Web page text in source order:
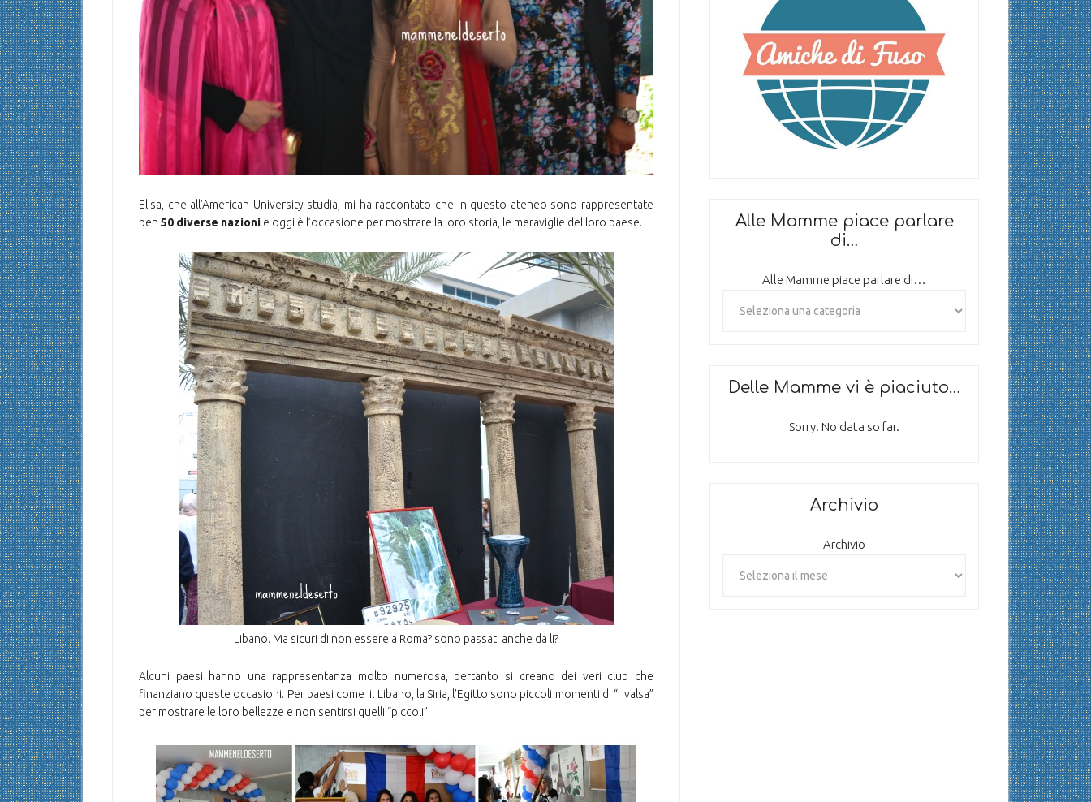
Elisa, che all’American University studia, mi ha raccontato che in questo ateneo sono rappresentate
ben 50 diverse nazioni e oggi è l’occasione per mostrare la loro storia, le meraviglie del loro paese.
Libano. Ma sicuri di non essere a Roma? sono passati anche da li?
Alcuni paesi hanno una rappresentanza molto numerosa, pertanto si creano dei veri club che
finanziano queste occasioni. Per paesi come il Libano, la Siria, l’Egitto sono piccoli momenti di “rivalsa”
per mostrare le loro bellezze e non sentirsi quelli “piccoli”.
Alle Mamme piace parlare
di…
Alle Mamme piace parlare di…
Delle Mamme vi è piaciuto…
Sorry. No data so far.
Archivio
Archivio